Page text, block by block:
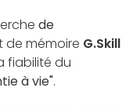
de
de mémoire G.Skill
fiabilité du
à vie".